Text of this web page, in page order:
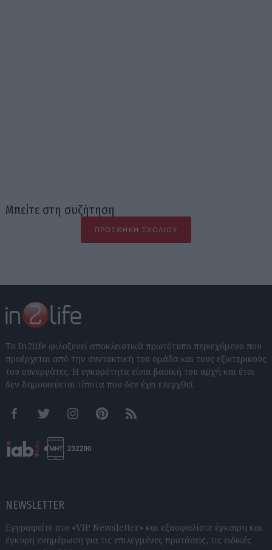
Μπείτε στη συζήτηση
ΠΡΟΣΘΉΚΗ ΣΧΟΛΊΟΥ
Το In2life φιλοξενεί αποκλειστικά πρωτότυπο περιεχόμενο που
προέρχεται από την συντακτική του ομάδα και τους εξωτερικούς
του συνεργάτες. Η εγκυρότητα είναι βασική του αρχή και έτσι
δεν δημοσιεύεται τίποτα που δεν έχει ελεγχθεί.
FacebookTwitter InstagramPinterestRSS feeds
NEWSLETTER
Εγγραφείτε στο «VIP Newsletter» και εξασφαλίστε έγκαιρη και
έγκυρη ενημέρωση για τις επιλεγμένες προτάσεις, τις ειδικές